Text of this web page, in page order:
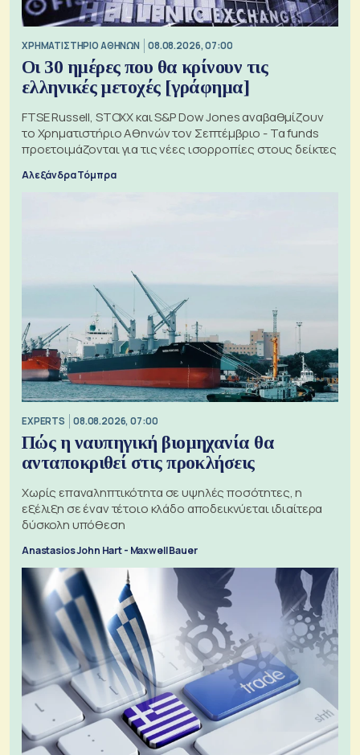
XΡΗΜΑΤΙΣΤΗΡΙΟ ΑΘΗΝΩΝ 08.08.2026, 07:00
Οι 30 ημέρες που θα κρίνουν τις
ελληνικές μετοχές [γράφημα]
FTSE Russell, STOXX και S&P Dow Jones αναβαθμίζουν
το Χρηματιστήριο Αθηνών τον Σεπτέμβριο - Τα funds
προετοιμάζονται για τις νέες ισορροπίες στους δείκτες
Αλεξάνδρα Τόμπρα
EXPERTS 08.08.2026, 07:00
Πώς η ναυπηγική βιομηχανία θα
ανταποκριθεί στις προκλήσεις
Χωρίς επαναληπτικότητα σε υψηλές ποσότητες, η
εξέλιξη σε έναν τέτοιο κλάδο αποδεικνύεται ιδιαίτερα
δύσκολη υπόθεση
Anastasios John Hart - Maxwell Bauer